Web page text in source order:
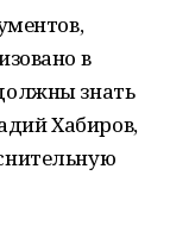
в
знать
Хабиров,